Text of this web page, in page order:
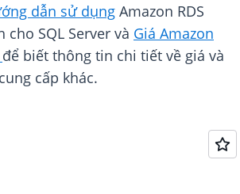
dẫn sử dụng Amazon RDS
cho SQL Server và Giá Amazon
để biết thông tin chi tiết về giá và
cấp khác.